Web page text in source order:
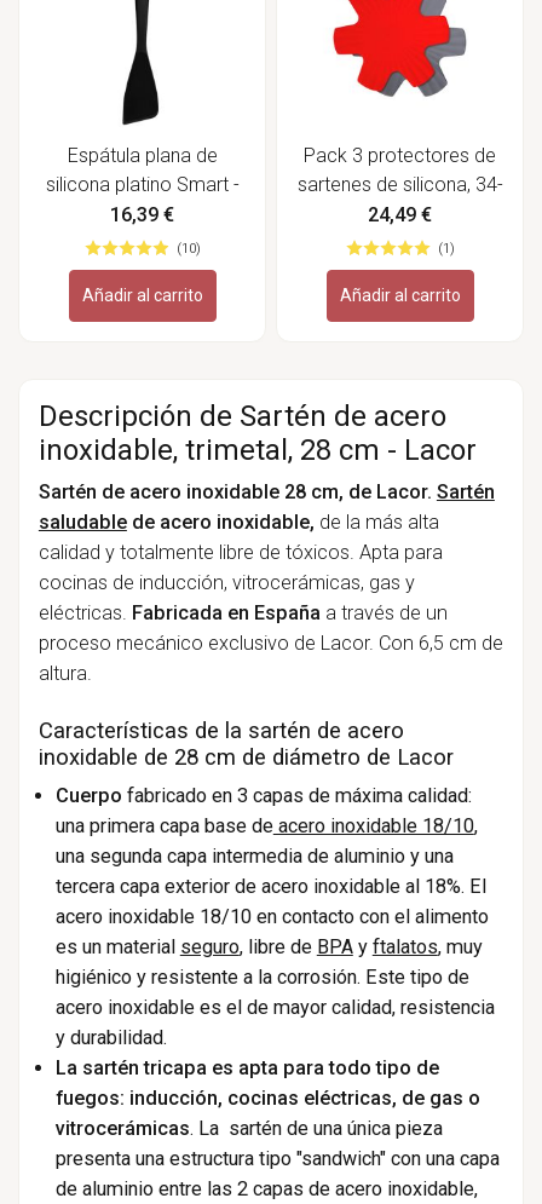
Espátula plana de
silicona platino Smart -
Lurch
16,39 €
(10)
Añadir al carrito
Pack 3 protectores de
sartenes de silicona, 34-
40 cm - Woll
24,49 €
(1)
Añadir al carrito
Descripción de Sartén de acero
inoxidable, trimetal, 28 cm - Lacor
Sartén de acero inoxidable 28 cm, de Lacor. Sartén
saludablede acero inoxidable, de la más alta
calidad y totalmente libre de tóxicos. Apta para
cocinas de inducción, vitrocerámicas, gas y
eléctricas. Fabricada en España a través de un
proceso mecánico exclusivo de Lacor. Con 6,5 cm de
altura.
Características de la sartén de acero
inoxidable de 28 cm de diámetro de Lacor
Cuerpo fabricado en 3 capas de máxima calidad:
una primera capa base deacero inoxidable 18/10,
una segunda capa intermedia de aluminio y una
tercera capa exterior de acero inoxidable al 18%. El
acero inoxidable 18/10 en contacto con el alimento
es un material seguro, libre de BPA y ftalatos, muy
higiénico y resistente a la corrosión. Este tipo de
acero inoxidable es el de mayor calidad, resistencia
y durabilidad.
La sartén tricapa es apta para todo tipo de
fuegos: inducción, cocinas eléctricas, de gas o
vitrocerámicas. La sartén de una única pieza
presenta una estructura tipo "sandwich" con una capa
de aluminio entre las 2 capas de acero inoxidable,